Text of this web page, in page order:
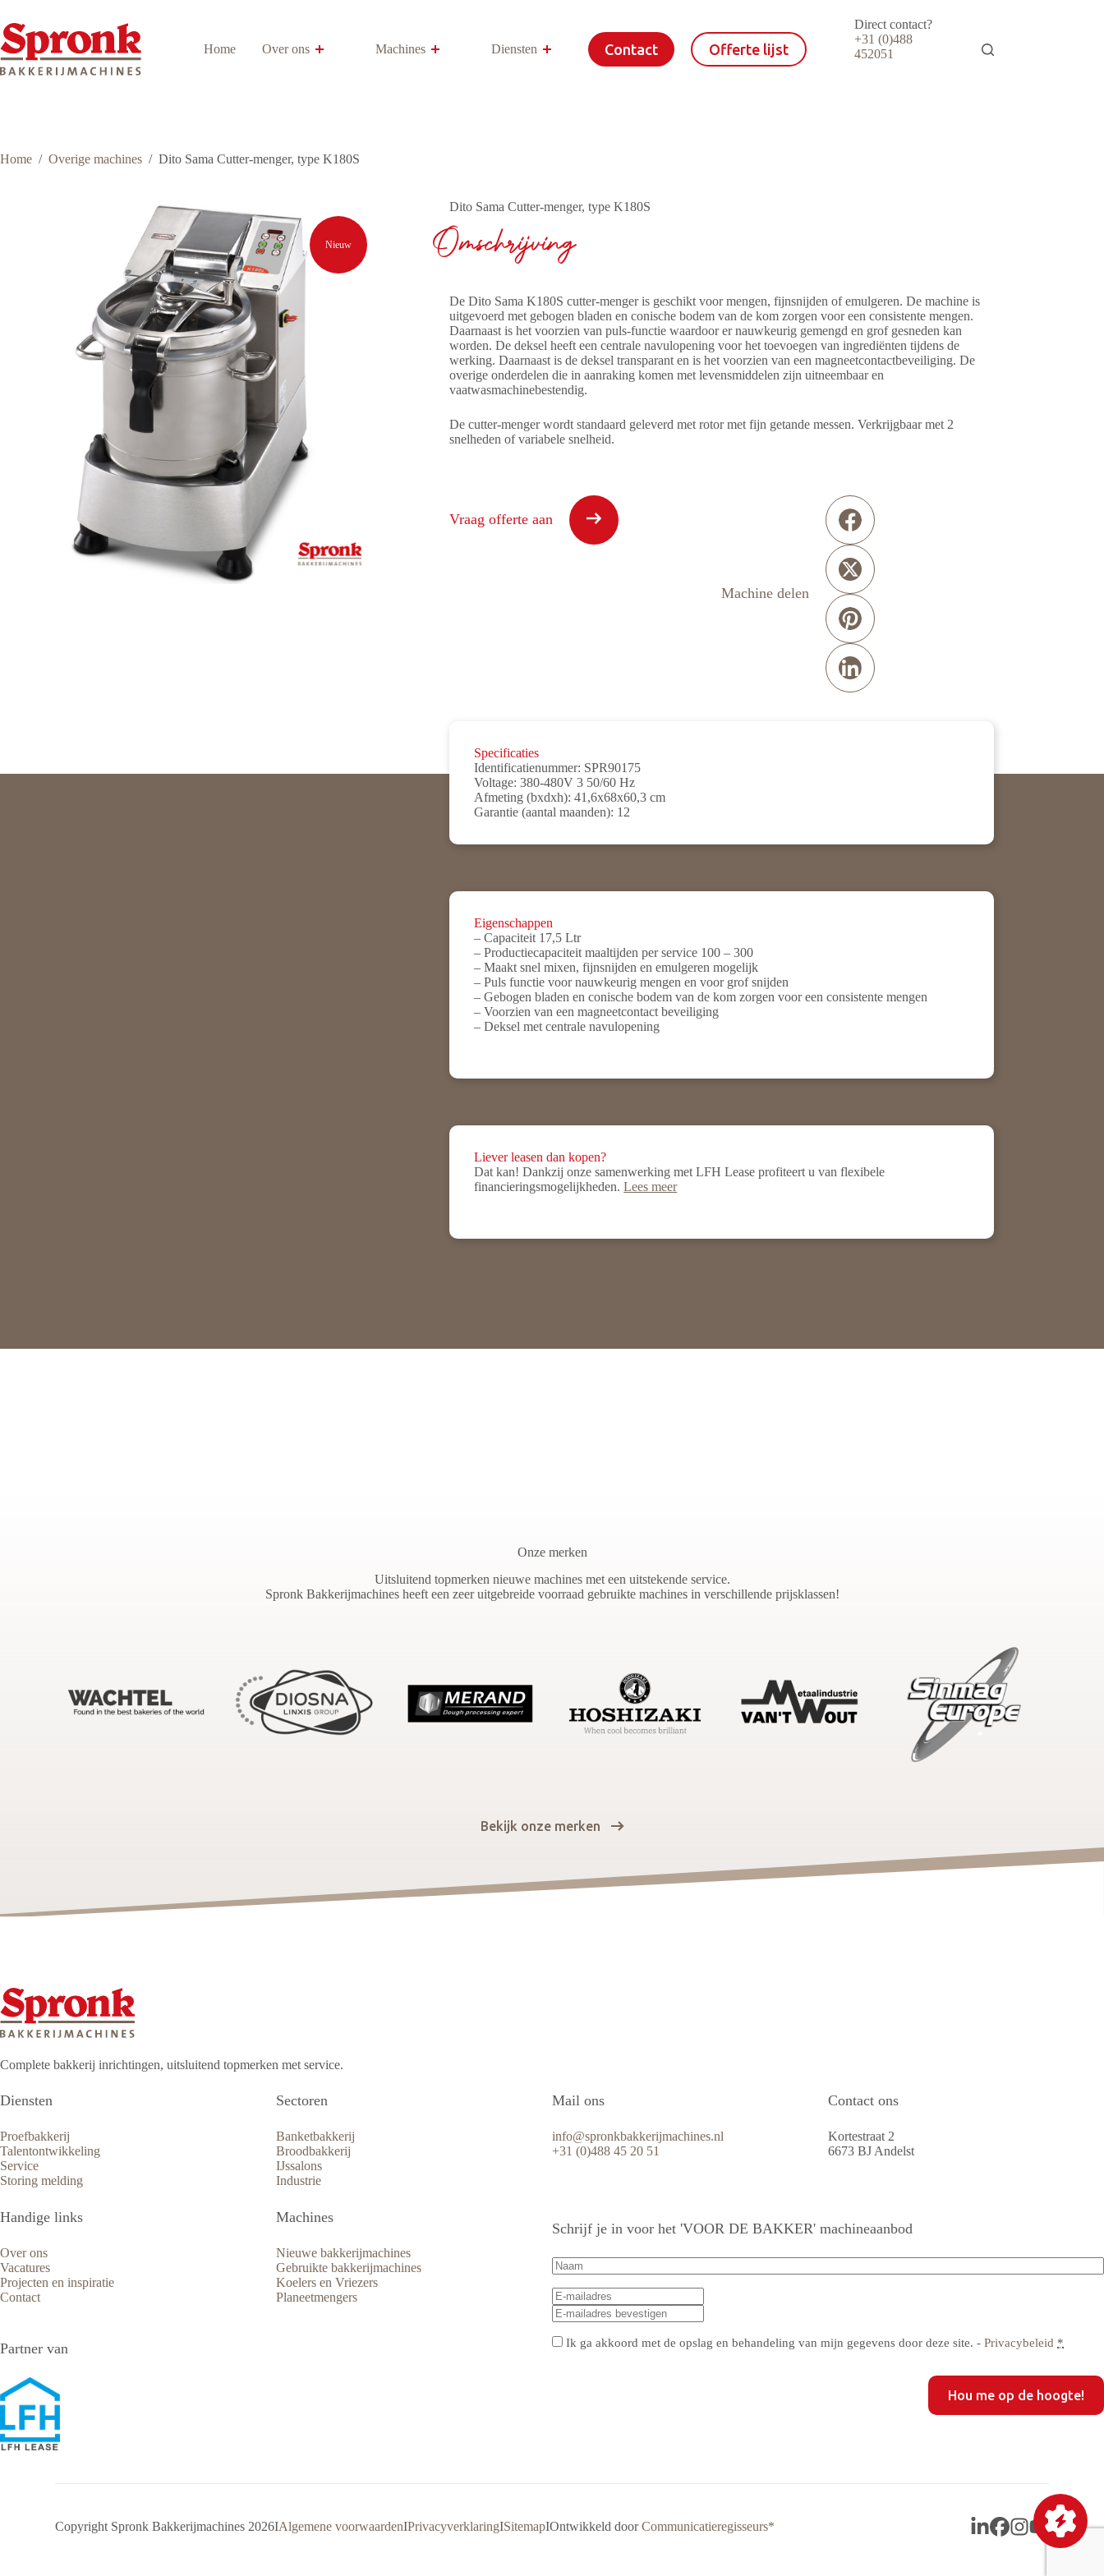
naar
de
inhoud
Home Over ons Machines Diensten Meer
Contact Offerte lijst
Direct contact?
+31 (0)488
452051
Home / Overige machines / Dito Sama Cutter-menger, type K180S
Nieuw
Dito Sama Cutter-menger, type K180S
Omschrijving
De Dito Sama K180S cutter-menger is geschikt voor mengen, fijnsnijden of emulgeren. De machine is
uitgevoerd met gebogen bladen en conische bodem van de kom zorgen voor een consistente mengen.
Daarnaast is het voorzien van puls-functie waardoor er nauwkeurig gemengd en grof gesneden kan
worden. De deksel heeft een centrale navulopening voor het toevoegen van ingrediënten tijdens de
werking. Daarnaast is de deksel transparant en is het voorzien van een magneetcontactbeveiliging. De
overige onderdelen die in aanraking komen met levensmiddelen zijn uitneembaar en
vaatwasmachinebestendig.
De cutter-menger wordt standaard geleverd met rotor met fijn getande messen. Verkrijgbaar met 2
snelheden of variabele snelheid.
Specificaties
Identificatienummer: SPR90175
Voltage: 380-480V 3 50/60 Hz
Afmeting (bxdxh): 41,6x68x60,3 cm
Garantie (aantal maanden): 12
Eigenschappen
– Capaciteit 17,5 Ltr
– Productiecapaciteit maaltijden per service 100 – 300
– Maakt snel mixen, fijnsnijden en emulgeren mogelijk
– Puls functie voor nauwkeurig mengen en voor grof snijden
– Gebogen bladen en conische bodem van de kom zorgen voor een consistente mengen
– Voorzien van een magneetcontact beveiliging
– Deksel met centrale navulopening
Liever leasen dan kopen?
Dat kan! Dankzij onze samenwerking met LFH Lease profiteert u van flexibele
financieringsmogelijkheden.Lees meer
Vraag offerte aan
Machine delen
Onze merken
Uitsluitend topmerken nieuwe machines met een uitstekende service.
Spronk Bakkerijmachines heeft een zeer uitgebreide voorraad gebruikte machines in verschillende prijsklassen!
Bekijk onze merken
Complete bakkerij inrichtingen, uitsluitend topmerken met service.
Diensten
Proefbakkerij
Talentontwikkeling
Service
Storing melding
Handige links
Over ons
Vacatures
Projecten en inspiratie
Contact
Partner van
Sectoren
Banketbakkerij
Broodbakkerij
IJssalons
Industrie
Machines
Nieuwe bakkerijmachines
Gebruikte bakkerijmachines
Koelers en Vriezers
Planeetmengers
Mail ons
info@spronkbakkerijmachines.nl
+31 (0)488 45 20 51
Contact ons
Kortestraat 2
6673 BJ Andelst
Schrijf je in voor het 'VOOR DE BAKKER' machineaanbod
Naam(Vereist)
E-
mailadres(Vereist)
mailadres
invoeren
mailadres
bevestigen
Privacy(Vereist)
Ik ga akkoord met de opslag en behandeling van mijn gegevens door deze site. - Privacybeleid *
Copyright Spronk Bakkerijmachines 2026IAlgemene voorwaardenIPrivacyverklaringISitemapIOntwikkeld doorCommunicatieregisseurs*